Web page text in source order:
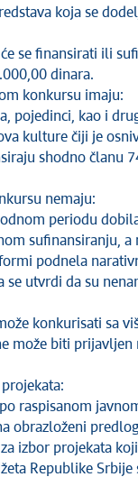
koja se
se finansirati ili
dinara.
konkursu imaju:
pojedinci, kao i
kulture čiji je
shodno članu
nemaju:
periodu
sufinansiranju, a
podnela
se utvrdi da su
konkurisati sa
može biti prijavljen
raspisanom
obrazloženi
izbor projekata
Republike Srbije